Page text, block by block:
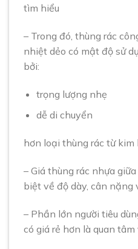
tìm hiểu
– Trong đó, thùng rác
nhiệt dẻo có mật độ sử
bởi:
trọng lượng nhẹ
dễ di chuyển
hơn loại thùng rác từ kim
– Giá thùng rác nhựa
biệt về độ dày, cân
– Phần lớn người tiêu
có giá rẻ hơn là quan tâm